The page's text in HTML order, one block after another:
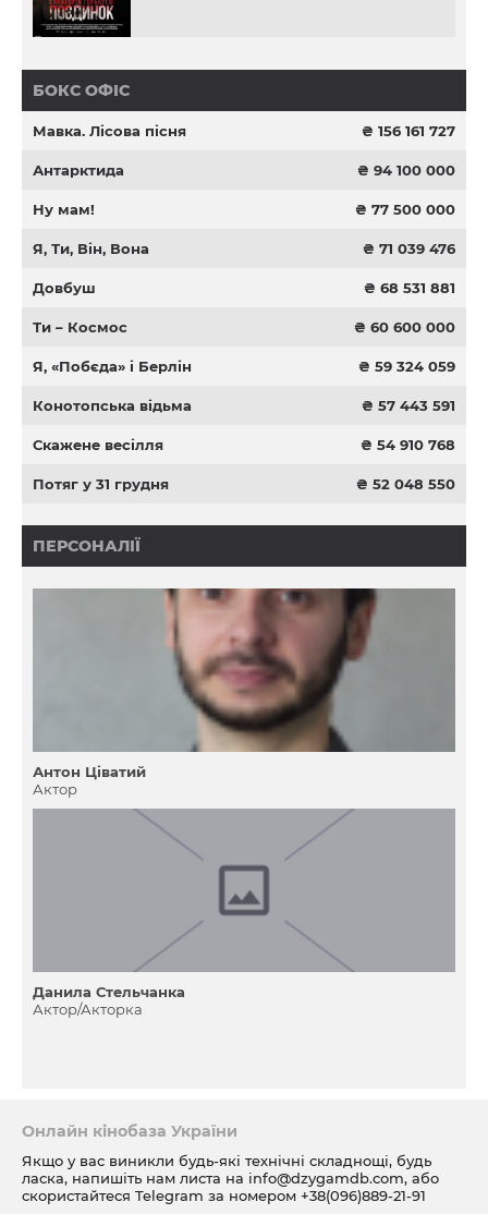
БОКС ОФІС
Мавка. Лісова пісня ₴ 156 161 727
Антарктида ₴ 94 100 000
Ну мам! ₴ 77 500 000
Я, Ти, Він, Вона ₴ 71 039 476
Довбуш ₴ 68 531 881
Ти – Космос ₴ 60 600 000
Я, «Побєда» і Берлін ₴ 59 324 059
Конотопська відьма ₴ 57 443 591
Скажене весілля ₴ 54 910 768
Потяг у 31 грудня ₴ 52 048 550
ПЕРСОНАЛІЇ
Антон Ціватий
Актор
Данила Стельчанка
Актор/Акторка
Онлайн кінобаза України
Якщо у вас виникли будь-які технічні складнощі, будь
ласка, напишіть нам листа на info@dzygamdb.com, або
скористайтеся Telegram за номером +38(096)889-21-91